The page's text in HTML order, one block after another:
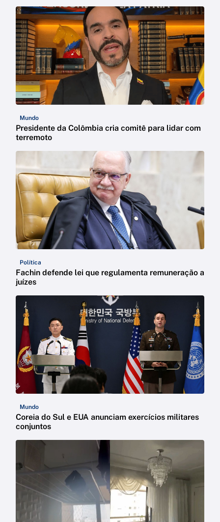
Mundo
Presidente da Colômbia cria comitê para lidar com
terremoto
Política
Fachin defende lei que regulamenta remuneração a
juízes
Mundo
Coreia do Sul e EUA anunciam exercícios militares
conjuntos